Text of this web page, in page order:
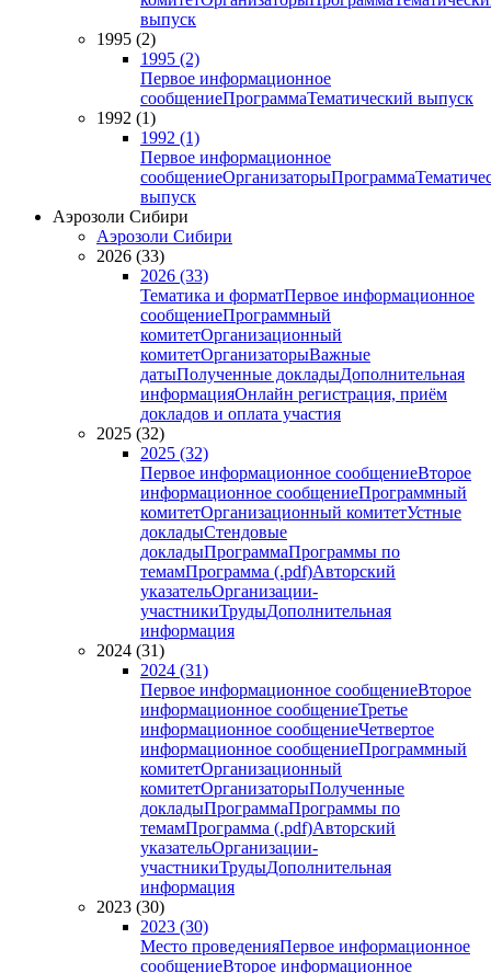
выпуск
1995 (2)
1995 (2)
Первое информационное
сообщениеПрограммаТематический выпуск
1992 (1)
1992 (1)
Первое информационное
сообщениеОрганизаторыПрограмма
выпуск
Аэрозоли Сибири
Аэрозоли Сибири
2026 (33)
2026 (33)
Тематика и форматПервое информационное
сообщениеПрограммный
комитетОрганизационный
комитетОрганизаторыВажные
датыПолученные докладыДополнительная
информацияОнлайн регистрация, приём
докладов и оплата участия
2025 (32)
2025 (32)
Первое информационное сообщениеВторое
информационное сообщениеПрограммный
комитетОрганизационный комитетУстные
докладыСтендовые
докладыПрограммаПрограммы по
темамПрограмма (.pdf)Авторский
указательОрганизации-
участникиТрудыДополнительная
информация
2024 (31)
2024 (31)
Первое информационное сообщениеВторое
информационное сообщениеТретье
информационное сообщениеЧетвертое
информационное сообщениеПрограммный
комитетОрганизационный
комитетОрганизаторыПолученные
докладыПрограммаПрограммы по
темамПрограмма (.pdf)Авторский
указательОрганизации-
участникиТрудыДополнительная
информация
2023 (30)
2023 (30)
Место проведенияПервое информационное
сообщениеВторое информационное